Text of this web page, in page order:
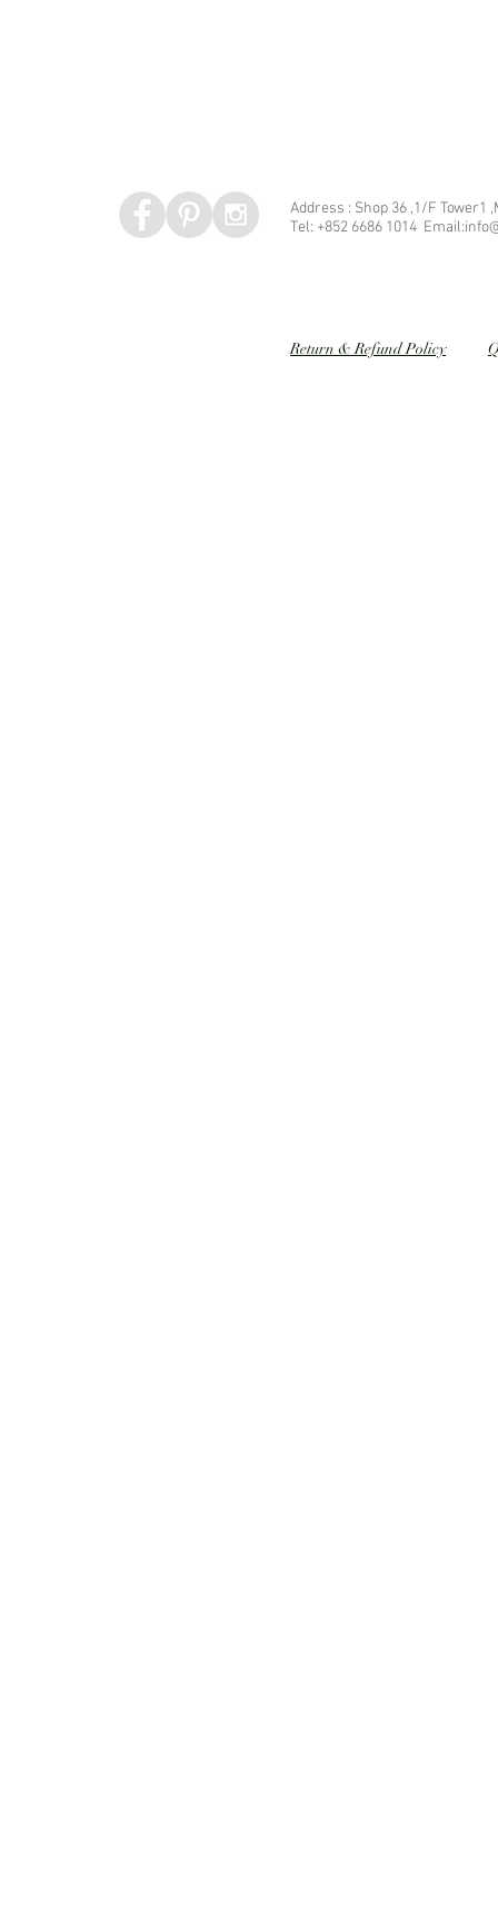
Address : Shop 36 ,1/F Tower1
Tel: +852 6686 1014
Return & Refund Policy